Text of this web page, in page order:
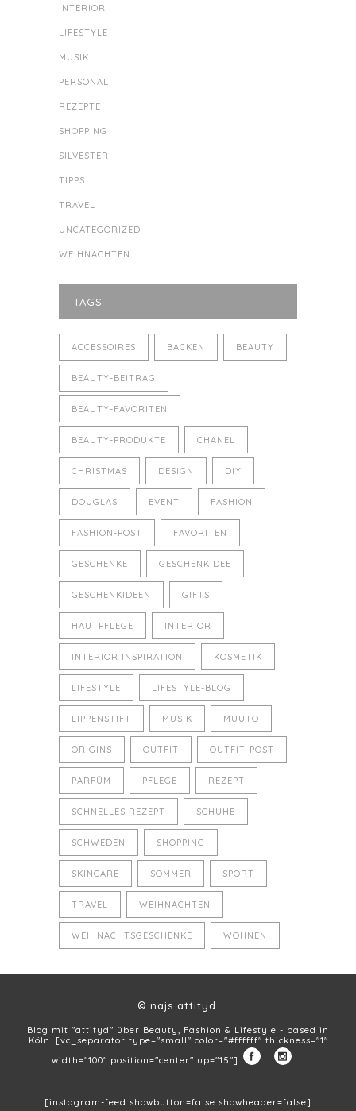
INTERIOR
LIFESTYLE
MUSIK
PERSONAL
REZEPTE
SHOPPING
SILVESTER
TIPPS
TRAVEL
UNCATEGORIZED
WEIHNACHTEN
TAGS
ACCESSOIRES BACKEN BEAUTY
BEAUTY-BEITRAG
BEAUTY-FAVORITEN
BEAUTY-PRODUKTE CHANEL
CHRISTMAS DESIGN DIY
DOUGLAS EVENT FASHION
FASHION-POST FAVORITEN
GESCHENKE GESCHENKIDEE
GESCHENKIDEEN GIFTS
HAUTPFLEGE INTERIOR
INTERIOR INSPIRATION KOSMETIK
LIFESTYLE LIFESTYLE-BLOG
LIPPENSTIFT MUSIK MUUTO
ORIGINS OUTFIT OUTFIT-POST
PARFÜM PFLEGE REZEPT
SCHNELLES REZEPT SCHUHE
SCHWEDEN SHOPPING
SKINCARE SOMMER SPORT
TRAVEL WEIHNACHTEN
WEIHNACHTSGESCHENKE WOHNEN
© najs attityd.
Blog mit "attityd" über Beauty, Fashion & Lifestyle - based in
Köln. [vc_separator type="small" color="#ffffff" thickness="1"
width="100" position="center" up="15"]
[instagram-feed showbutton=false showheader=false]